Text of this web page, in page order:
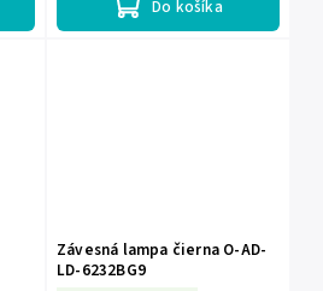
Do košíka
Závesná lampa čierna O-AD-
LD-6232BG9